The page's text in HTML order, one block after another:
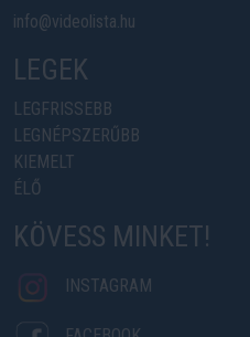
info@videolista.hu
LEGEK
LEGFRISSEBB
LEGNÉPSZERŰBB
KIEMELT
ÉLŐ
KÖVESS MINKET!
INSTAGRAM